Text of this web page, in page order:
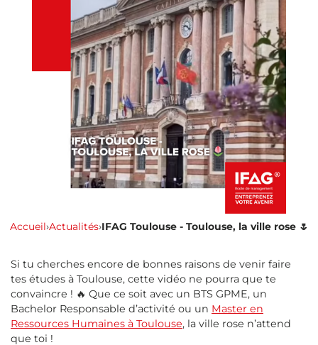
Accueil›Actualités›IFAG Toulouse - Toulouse, la ville rose 🌷
Si tu cherches encore de bonnes raisons de venir faire
tes études à Toulouse, cette vidéo ne pourra que te
convaincre ! 🔥 Que ce soit avec un BTS GPME, un
Bachelor Responsable d’activité ou un Master en
Ressources Humaines à Toulouse, la ville rose n’attend
que toi !